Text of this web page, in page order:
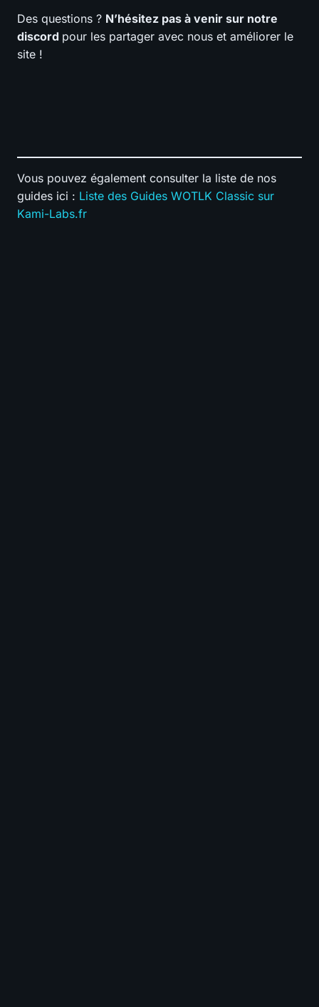
Des questions ? N’hésitez pas à venir sur notre
discord pour les partager avec nous et améliorer le
site !
Vous pouvez également consulter la liste de nos
guides ici : Liste des Guides WOTLK Classic sur
Kami-Labs.fr